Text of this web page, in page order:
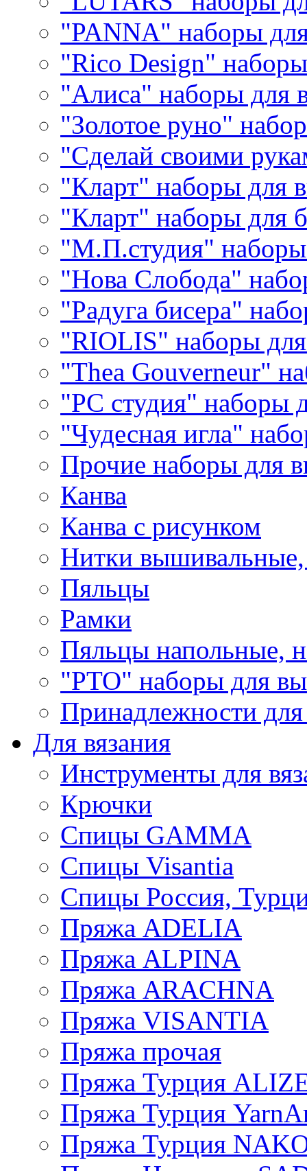
"PANNA" наборы
"Rico Design"
"Алиса" наборы для
"Золотое руно"
"Сделай своими
"Кларт" наборы для
"Кларт" наборы для
"М.П.студия"
"Нова Слобода"
"Радуга бисера"
"RIOLIS" наборы
"Thea Gouverneur"
"РС студия" наборы
"Чудесная игла"
Прочие наборы для
Канва
Канва с рисунком
Нитки
Пяльцы
Рамки
Пяльцы напольные,
"РТО" наборы для
Принадлежности
Для вязания
Инструменты для
Крючки
Спицы GAMMA
Спицы Visantia
Спицы Россия,
Пряжа ADELIA
Пряжа ALPINA
Пряжа ARACHNA
Пряжа VISANTIA
Пряжа прочая
Пряжа Турция
Пряжа Турция
Пряжа Турция